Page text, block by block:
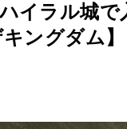
イラル城
ングダム】